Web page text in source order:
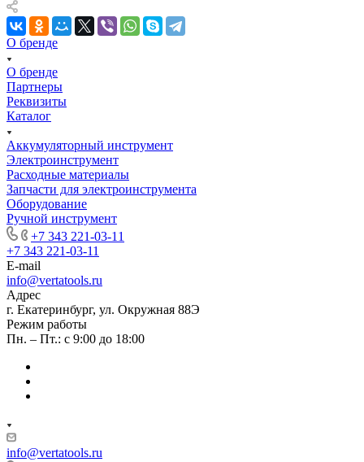
О бренде
О бренде
Партнеры
Реквизиты
Каталог
Аккумуляторный инструмент
Электроинструмент
Расходные материалы
Запчасти для электроинструмента
Оборудование
Ручной инструмент
+7 343 221-03-11
+7 343 221-03-11
E-mail
info@vertatools.ru
Адрес
г. Екатеринбург, ул. Окружная 88Э
Режим работы
Пн. – Пт.: с 9:00 до 18:00
info@vertatools.ru